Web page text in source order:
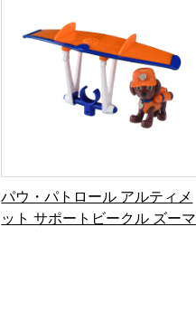
パウ・パトロール アルティメ
ット サポートビークル ズーマ